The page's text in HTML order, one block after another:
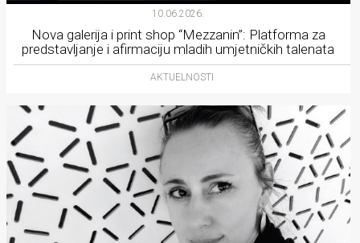
10.06.2026.
Nova galerija i print shop “Mezzanin”: Platforma za
predstavljanje i afirmaciju mladih umjetničkih talenata
AKTUELNOSTI